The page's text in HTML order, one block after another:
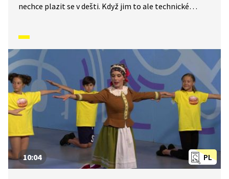
nechce plazit se v dešti. Když jim to ale technické
obvykle, poněkud zkomplikují vlci. Nakonec si všichni
dohromady udělají v dobré náladě piknik.
PL
10:04